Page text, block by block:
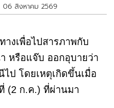
06 สิงหาคม 2569
งเพื่อไปสารภาพกับ
หรือแจ๊บ ออกอุบายว่า
ป โดยเหตุเกิดขึ้นเมื่อ
(2 ก.ค.) ที่ผ่านมา